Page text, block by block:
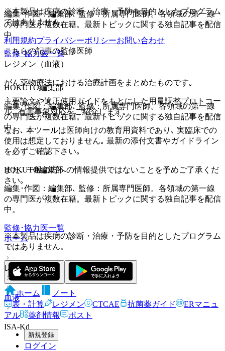
※本製品は疾病の診断・治療・予防を目的としたプログラム
ではありません。
利用規約プライバシーポリシーお問い合わせ
こちらの記事の監修医師
HOKUTO編集部
編集･作図：編集部､ 監修：所属専門医師。各領域の第一線
の専門医が複数在籍。最新トピックに関する独自記事を配信
中。
HOKUTO編集部
編集･作図：編集部､ 監修：所属専門医師。各領域の第一線
の専門医が複数在籍。最新トピックに関する独自記事を配信
中。
監修･協力医一覧
ホーム
レジメン
血液
ISA-Kd
編集･作図：編集部､ 監修：所属専門医師。各領域の第一線
の専門医が複数在籍。最新トピックに関する独自記事を配信
中。
監修･協力医一覧
レジメン（血液）
がん薬物療法における治療計画をまとめたものです｡
主要論文や適正使用ガイドをもとにした用量調整プロトコー
ル､ 有害事象対応をご紹介します｡
なお､ 本ツールは医師向けの教育用資料であり､ 実臨床での
使用は想定しておりません｡ 最新の添付文書やガイドライン
を必ずご確認下さい｡
また､ 一般の方への情報提供ではないことを予めご了承くだ
さい｡
※本製品は疾病の診断・治療・予防を目的としたプログラム
ではありません。
ホーム
ノート
表・計算
レジメン CTCAE 抗菌薬ガイド
ERマニュ
アル
薬剤情報 ポスト
新規登録
ログイン